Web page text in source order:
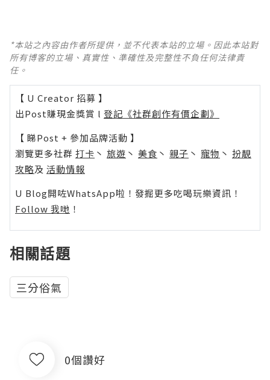
*本站之內容由作者所提供，並不代表本站的立場。因此本站對
所有博客的立場、真實性、準確性及完整性不負任何法律責
任。
【 U Creator 招募 】
出Post賺現金獎賞 l 登記《社群創作有價企劃》
【 睇Post + 參加品牌活動 】
瀏覽更多社群 打卡 丶 旅遊 丶 美食 丶 親子 丶 寵物 丶 扮靚
攻略及 活動情報
U Blog開咗WhatsApp啦！發掘更多吃喝玩樂資訊！
Follow 我哋 ！
相關話題
三分俗氣
0個讚好